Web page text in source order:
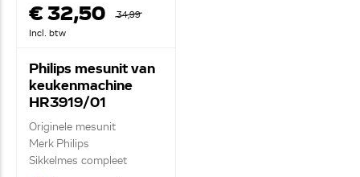
€ 32,50
34,99
Incl. btw
Philips mesunit van
keukenmachine
HR3919/01
420303582640
Originele mesunit
Merk Philips
Sikkelmes compleet